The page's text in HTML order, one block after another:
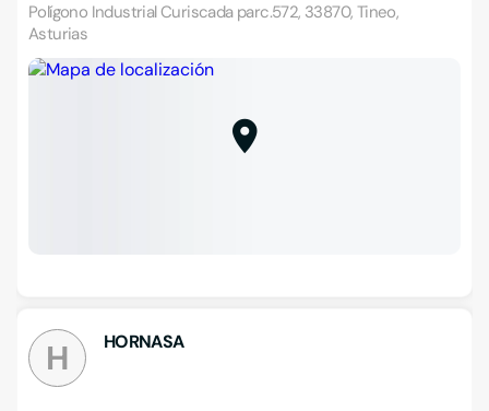
Polígono Industrial Curiscada parc.572, 33870, Tineo,
Asturias
H HORNASA